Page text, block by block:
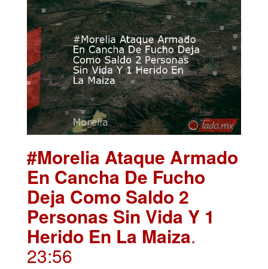
#Morelia Ataque Armado
En Cancha De Fucho
Deja Como Saldo 2
Personas Sin Vida Y 1
Herido En La Maiza.
23:56